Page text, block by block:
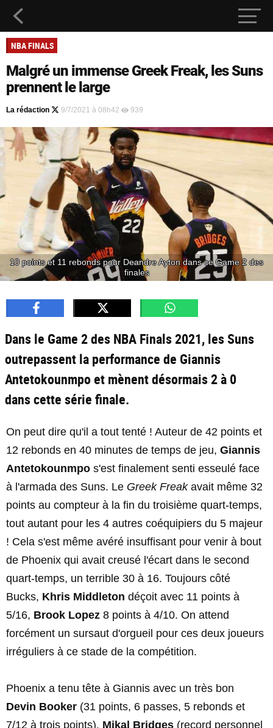
NBA FINALS
Malgré un immense Greek Freak, les Suns
prennent le large
La rédaction 9/7/2021 à 08h42 939
10 points et 11 rebonds pour Deandre Ayton dans ce Game 2 des
finales
Dans le Game 2 des NBA Finals 2021, les Suns
outrepassent la performance de Giannis
Antetokounmpo et mènent désormais 2 à 0
dans cette série finale.
On peut dire qu'il a tout tenté ! Auteur de 42 points et
12 rebonds en 40 minutes de temps de jeu, Giannis
Antetokounmpo s'est finalement senti esseulé face
à l'armada des Suns. Le Greek Freakavait même 32
points au compteur à la fin du troisième quart-temps,
tout autant pour les 4 autres coéquipiers du 5 majeur
! Cela s'est même avéré insuffisant pour venir à bout
de Phoenix qui avait creusé l'écart dans le second
quart-temps, un terrible 30 à 16. Toujours côté
Bucks, Khris Middleton déçoit avec 11 points à
5/16, Brook Lopez 8 points à 4/10. On attend
forcément un sursaut d'orgueil pour ces deux joueurs
irréguliers à ce stade de la compétition.
Phoenix a tenu tête à Giannis avec un très bon
Devin Booker (31 points, 6 passes, 5 rebonds et
7/12 à trois points), Mikal Bridges (record personnel